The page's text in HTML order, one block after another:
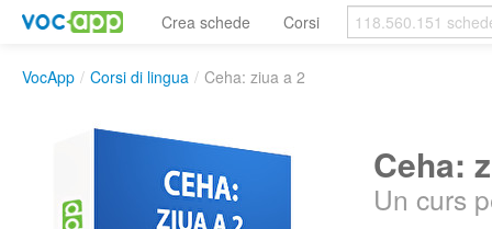
Crea schede Corsi
VocApp / Corsi di lingua / Ceha: ziua a 2
Ceha:
Un curs